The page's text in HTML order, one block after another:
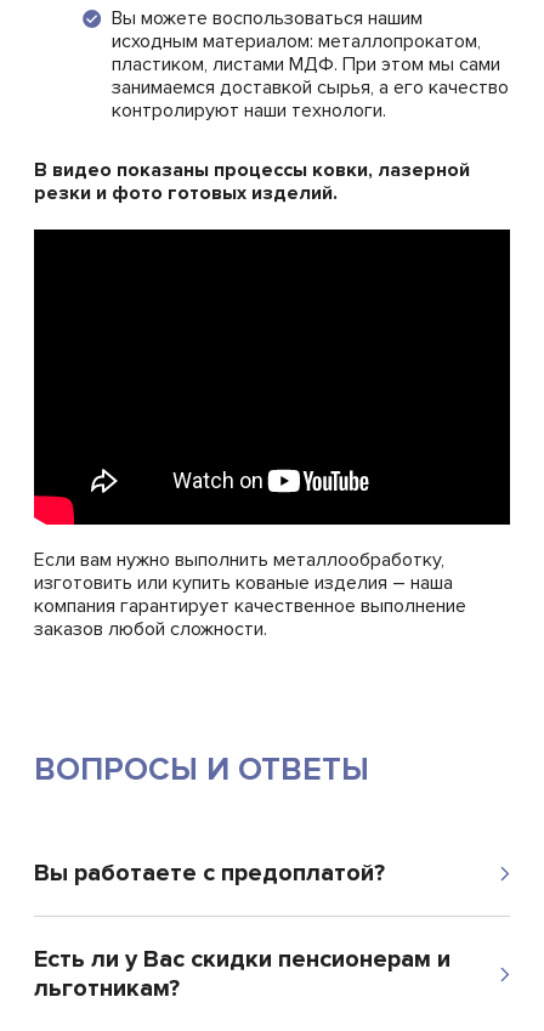
Вы можете воспользоваться нашим
исходным материалом: металлопрокатом,
пластиком, листами МДФ. При этом мы сами
занимаемся доставкой сырья, а его качество
контролируют наши технологи.
В видео показаны процессы ковки, лазерной
резки и фото готовых изделий.
Если вам нужно выполнить металлообработку,
изготовить или купить кованые изделия – наша
компания гарантирует качественное выполнение
заказов любой сложности.
ВОПРОСЫ И ОТВЕТЫ
Вы работаете с предоплатой?
Есть ли у Вас скидки пенсионерам и
льготникам?